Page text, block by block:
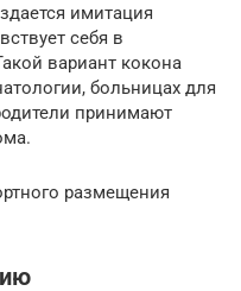
имитация
себя в
вариант кокона
больницах для
принимают
размещения